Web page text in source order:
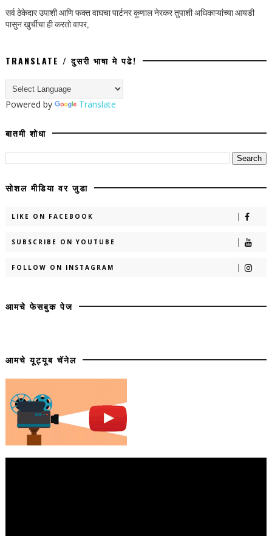
सर्व ठेकेदार उपाशी आणि फक्त वाघचा पार्टनर कुणाल नेरकर तुपाशी अधिकाऱ्यांच्या आयडी
पासुन खुर्चीचा ही करतो वापर,
TRANSLATE / दुसरी भाषा मे पढे!
Powered by Translate
बातमी शोधा
सोशल मीडिया वर जुडा
LIKE ON FACEBOOK
SUBSCRIBE ON YOUTUBE
FOLLOW ON INSTAGRAM
आमचे फेसबुक पेज
आमचे यूट्यूब चॅनेल